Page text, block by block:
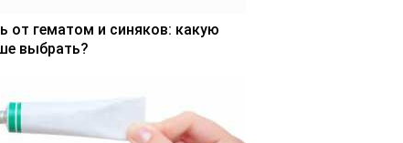
от гематом и синяков: какую
выбрать?